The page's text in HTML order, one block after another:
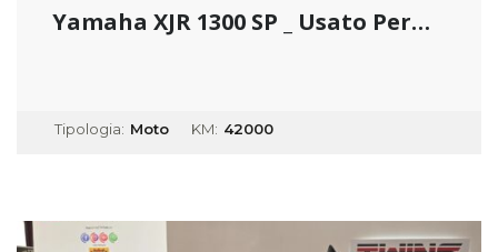
Yamaha XJR 1300 SP _ Usato Permutabile
Tipologia: Moto KM: 42000